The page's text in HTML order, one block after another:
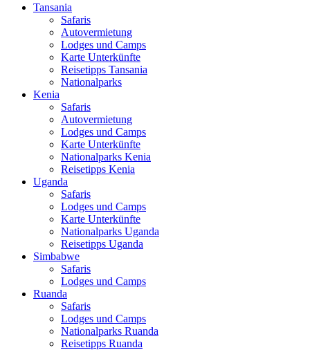
Tansania
Safaris
Autovermietung
Lodges und Camps
Karte Unterkünfte
Reisetipps Tansania
Nationalparks
Kenia
Safaris
Autovermietung
Lodges und Camps
Karte Unterkünfte
Nationalparks Kenia
Reisetipps Kenia
Uganda
Safaris
Lodges und Camps
Karte Unterkünfte
Nationalparks Uganda
Reisetipps Uganda
Simbabwe
Safaris
Lodges und Camps
Ruanda
Safaris
Lodges und Camps
Nationalparks Ruanda
Reisetipps Ruanda